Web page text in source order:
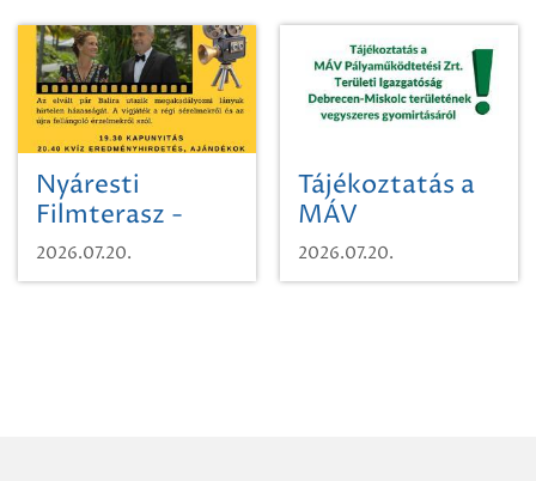
Nyáresti
Filmterasz -
Beugró a
Paradicsomba
2026.07.20.
Tájékoztatás a
MÁV
Pályaműködtetési
Zrt. Területi
2026.07.20.